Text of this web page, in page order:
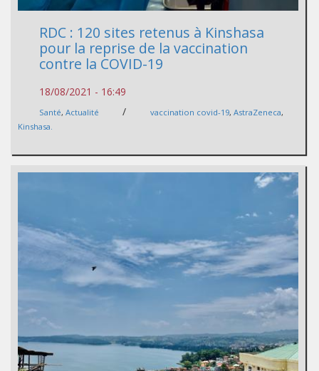
RDC : 120 sites retenus à Kinshasa
pour la reprise de la vaccination
contre la COVID-19
18/08/2021 - 16:49
Santé, Actualité / vaccination covid-19, AstraZeneca,
Kinshasa.